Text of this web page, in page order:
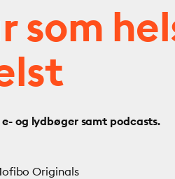
som
e- og lydbøger samt podcasts.
Originals